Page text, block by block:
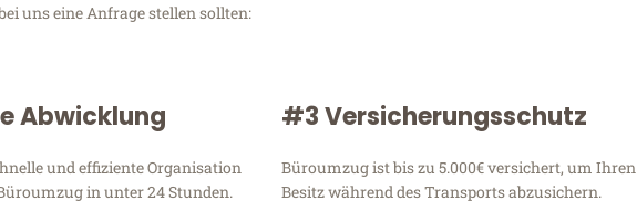
uns eine Anfrage stellen sollten:
Abwicklung
und effiziente Organisation
in unter 24 Stunden.
#3 Versicherungsschutz
Büroumzug ist bis zu 5.000€ versichert, um Ihren
Besitz während des Transports abzusichern.